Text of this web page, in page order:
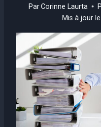
ParCorinne Laurta
Mis à jour le